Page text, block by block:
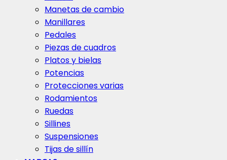
Manetas de cambio
Manillares
Pedales
Piezas de cuadros
Platos y bielas
Potencias
Protecciones varias
Rodamientos
Ruedas
Sillines
Suspensiones
Tijas de sillín